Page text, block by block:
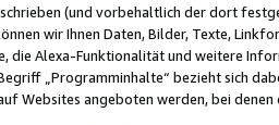
(und vorbehaltlich der dort
wir Ihnen Daten, Bilder, Texte,
die Alexa-Funktionalität und weitere
„Programminhalte“ bezieht sich
Websites angeboten werden, bei